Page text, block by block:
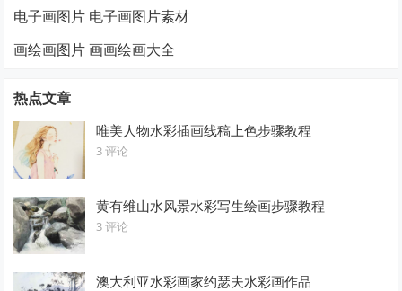
电子画图片 电子画图片素材
画绘画图片 画画绘画大全
热点文章
唯美人物水彩插画线稿上色步骤教程
3 评论
黄有维山水风景水彩写生绘画步骤教程
3 评论
澳大利亚水彩画家约瑟夫水彩画作品